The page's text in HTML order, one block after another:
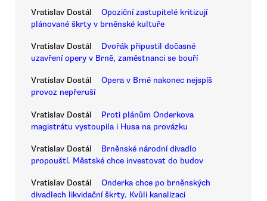
Vratislav Dostál
Opoziční zastupitelé kritizují
plánované škrty v brněnské kultuře
Vratislav Dostál
Dvořák připustil dočasné
uzavření opery v Brně, zaměstnanci se bouří
Vratislav Dostál
Opera v Brně nakonec nejspíš
provoz nepřeruší
Vratislav Dostál
Proti plánům Onderkova
magistrátu vystoupila i Husa na provázku
Vratislav Dostál
Brněnské národní divadlo
propouští. Městské chce investovat do budov
Vratislav Dostál
Onderka chce po brněnských
divadlech likvidační škrty. Kvůli kanalizaci